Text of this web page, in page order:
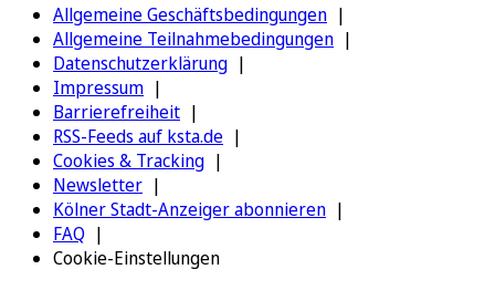
Allgemeine Geschäftsbedingungen
Allgemeine Teilnahmebedingungen
Datenschutzerklärung
Impressum
Barrierefreiheit
RSS-Feeds auf ksta.de
Cookies & Tracking
Newsletter
Kölner Stadt-Anzeiger abonnieren
FAQ
Cookie-Einstellungen